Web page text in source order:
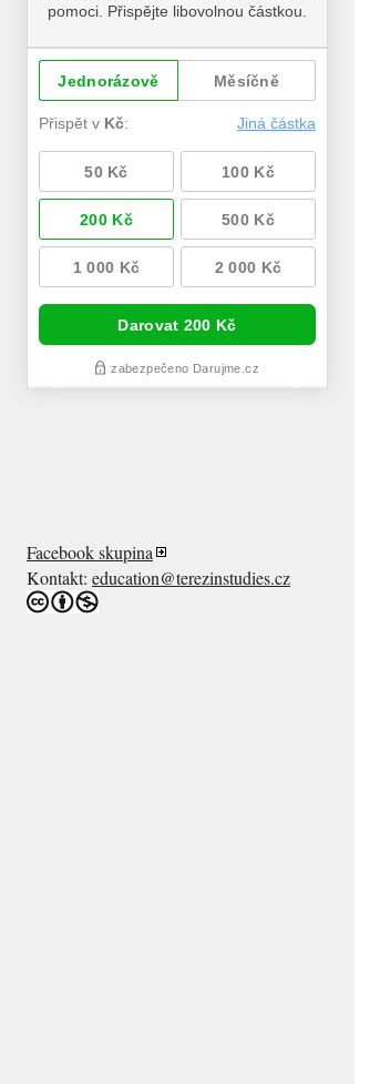
Facebook skupina
Kontakt: education@terezinstudies.cz